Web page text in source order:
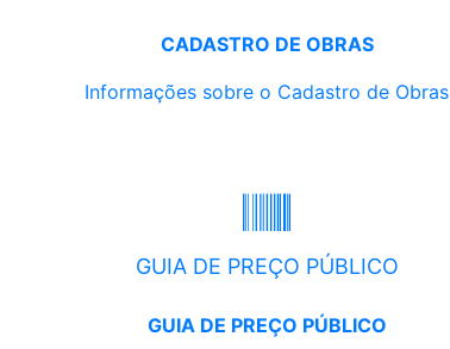
CADASTRO DE OBRAS
Informações sobre o Cadastro de Obras
GUIA DE PREÇO PÚBLICO
GUIA DE PREÇO PÚBLICO